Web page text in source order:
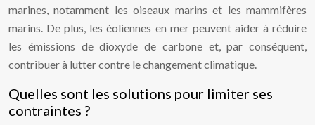
marines, notamment les oiseaux marins et les mammifères
marins. De plus, les éoliennes en mer peuvent aider à réduire
les émissions de dioxyde de carbone et, par conséquent,
contribuer à lutter contre le changement climatique.
Quelles sont les solutions pour limiter ses
contraintes ?